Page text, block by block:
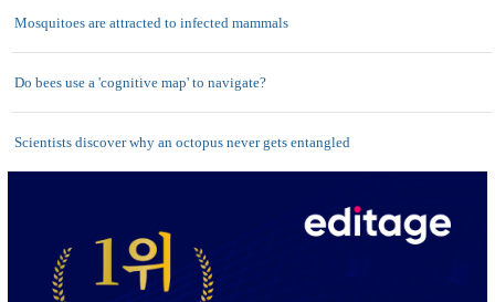
Mosquitoes are attracted to infected mammals
Do bees use a 'cognitive map' to navigate?
Scientists discover why an octopus never gets entangled